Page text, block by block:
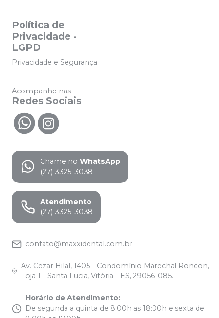
Política de
Privacidade -
LGPD
Privacidade e Segurança
Acompanhe nas
Redes Sociais
Chame no WhatsApp
(27) 3325-3038
Atendimento
(27) 3325-3038
contato@maxxidental.com.br
Av. Cezar Hilal, 1405 - Condomínio Marechal Rondon,
Loja 1 - Santa Lucia, Vitória - ES, 29056-085.
Horário de Atendimento:
De segunda a quinta de 8:00h as 18:00h e sexta de